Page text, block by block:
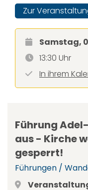
Zur
Samstag,
13:30 Uhr
In ihrem
Führung
aus - Kirche
gesperrt!
Führungen /